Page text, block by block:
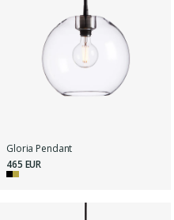
Gloria Pendant
465 EUR